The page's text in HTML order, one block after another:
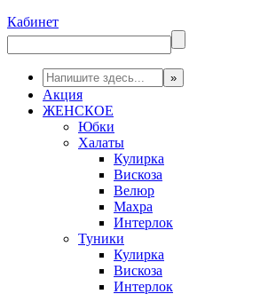
Кабинет
Акция
ЖЕНСКОЕ
Юбки
Халаты
Кулирка
Вискоза
Велюр
Махра
Интерлок
Туники
Кулирка
Вискоза
Интерлок